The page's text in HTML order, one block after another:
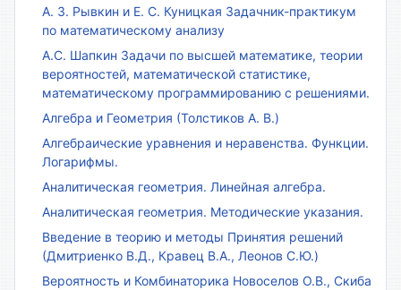
А. З. Рывкин и Е. С. Куницкая Задачник-практикум
по математическому анализу
А.С. Шапкин Задачи по высшей математике, теории
вероятностей, математической статистике,
математическому программированию с решениями.
Алгебра и Геометрия (Толстиков А. В.)
Алгебраические уравнения и неравенства. Функции.
Логарифмы.
Аналитическая геометрия. Линейная алгебра.
Аналитическая геометрия. Методические указания.
Введение в теорию и методы Принятия решений
(Дмитриенко В.Д., Кравец В.А., Леонов С.Ю.)
Вероятность и Комбинаторика Новоселов О.В., Скиба